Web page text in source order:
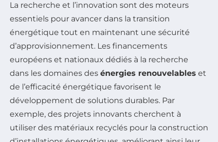
La recherche et l’innovation sont des moteurs
essentiels pour avancer dans la transition
énergétique tout en maintenant une sécurité
d’approvisionnement. Les financements
européens et nationaux dédiés à la recherche
dans les domaines des énergies renouvelables et
de l’efficacité énergétique favorisent le
développement de solutions durables. Par
exemple, des projets innovants cherchent à
utiliser des matériaux recyclés pour la construction